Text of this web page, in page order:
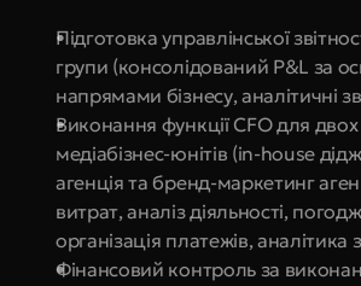
Підготовка управлінської
групи (консолідований P&L за
напрямами бізнесу, аналітичні
Виконання функції СFO для
медіабізнес-юнітів (in-house
агенція та бренд-маркетинг
витрат, аналіз діяльності,
організація платежів, аналітика
Фінансовий контроль за